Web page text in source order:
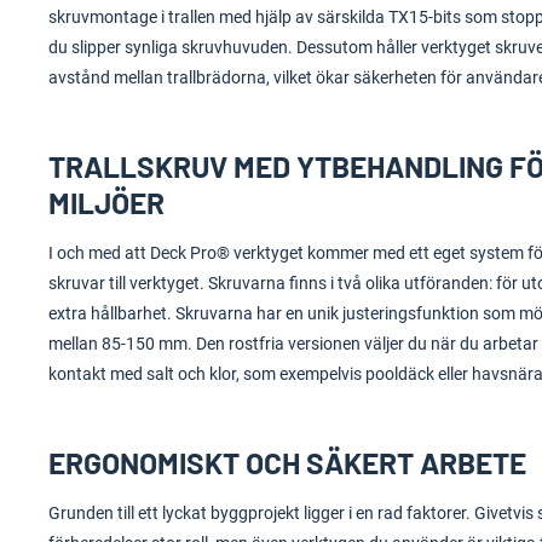
skruvmontage i trallen med hjälp av särskilda TX15-bits som
du slipper synliga skruvhuvuden. Dessutom håller verktyget
avstånd mellan trallbrädorna, vilket ökar säkerheten för
TRALLSKRUV MED YTBEHANDLING
MILJÖER
I och med att Deck Pro® verktyget kommer med ett eget system
skruvar till verktyget. Skruvarna finns i två olika utföranden: för
extra hållbarhet. Skruvarna har en unik justeringsfunktion som
mellan 85-150 mm. Den rostfria versionen väljer du när du
kontakt med salt och klor, som exempelvis pooldäck eller
ERGONOMISKT OCH SÄKERT ARBETE
Grunden till ett lyckat byggprojekt ligger i en rad faktorer. Givetvis